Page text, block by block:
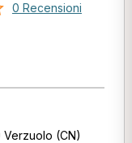
0 Recensioni
Verzuolo (CN)